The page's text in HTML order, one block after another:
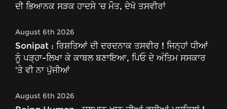
ਦੀ ਭਿਆਨਕ ਸੜਕ ਹਾਦਸੇ ’ਚ ਮੌਤ, ਦੇਖੋ ਤਸਵੀਰਾਂ
August 6th 2026
Sonipat : ਰਿਸ਼ਤਿਆਂ ਦੀ ਦਰਦਨਾਕ ਤਸਵੀਰ ! ਜਿਨ੍ਹਾਂ ਧੀਆਂ
ਨੂੰ ਪੜ੍ਹਾ-ਲਿਖਾ ਕੇ ਕਾਬਲ ਬਣਾਇਆ, ਪਿਓ ਦੇ ਅੰਤਿਮ ਸਸਕਾਰ
'ਤੇ ਵੀ ਨਾ ਪੁੱਜੀਆਂ
August 6th 2026